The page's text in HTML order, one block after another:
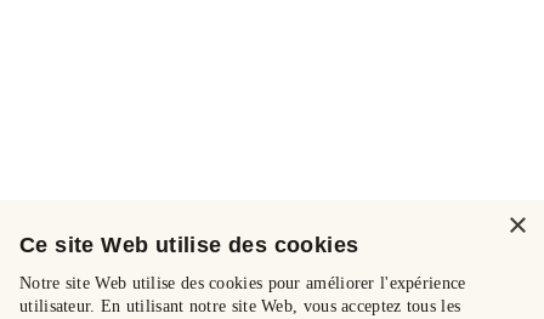
×
Ce site Web utilise des cookies
Notre site Web utilise des cookies pour améliorer l'expérience
utilisateur. En utilisant notre site Web, vous acceptez tous les